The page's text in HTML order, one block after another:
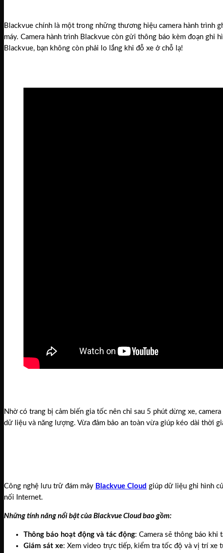
Blackvue chính là một trong những thương hiệu camera hành trình
máy. Camera hành trình Blackvue còn gửi thông báo kèm đoạn ghi
Blackvue, bạn không còn phải lo lắng khi đỗ xe ở chỗ lạ!
Nhờ có trang bị cảm biến gia tốc nên chỉ sau 5 phút dừng xe,
dữ liệu và năng lượng. Vừa đảm bảo an toàn vừa giúp kéo dài thời
Công nghệ lưu trữ đám mây Blackvue Cloud giúp dữ liệu ghi hình
nối Internet.
Những tính năng nổi bật của Blackvue Cloud bao gồm:
Thông báo hoạt động và tác động: Camera sẽ thông báo khi
Giám sát xe: Xem video trực tiếp, kiểm tra tốc độ và vị trí xe